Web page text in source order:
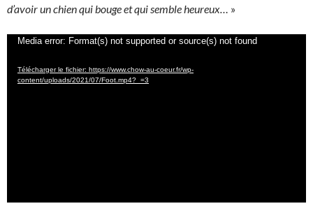
d’avoir un chien qui bouge et qui semble heureux… »
Lecteur
Media error: Format(s) not supported or source(s) not found
Télécharger le fichier: https://www.chow-au-coeur.fr/wp-
content/uploads/2021/07/Foot.mp4?_=3